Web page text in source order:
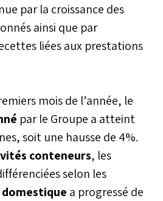
par la croissance des
ainsi que par
liées aux prestations
mois de l’année, le
par le Groupe a atteint
soit une hausse de 4%.
conteneurs, les
selon les
a progressé de